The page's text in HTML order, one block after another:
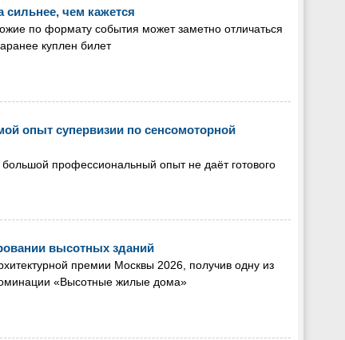
сильнее, чем кажется
по формату события может заметно отличаться
куплен билет
опыт супервизии по сенсомоторной
профессиональный опыт не даёт готового
высотных зданий
премии Москвы 2026, получив одну из
«Высотные жилые дома»